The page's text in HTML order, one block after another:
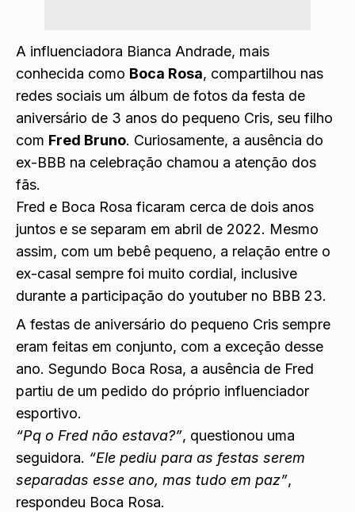
A influenciadora Bianca Andrade, mais
conhecida como Boca Rosa, compartilhou nas
redes sociais um álbum de fotos da festa de
aniversário de 3 anos do pequeno Cris, seu filho
com Fred Bruno. Curiosamente, a ausência do
ex-BBB na celebração chamou a atenção dos
fãs.
Fred e Boca Rosa ficaram cerca de dois anos
juntos e se separam em abril de 2022. Mesmo
assim, com um bebê pequeno, a relação entre o
ex-casal sempre foi muito cordial, inclusive
durante a participação do youtuber no BBB 23.
A festas de aniversário do pequeno Cris sempre
eram feitas em conjunto, com a exceção desse
ano. Segundo Boca Rosa, a ausência de Fred
partiu de um pedido do próprio influenciador
esportivo.
“Pq o Fred não estava?”, questionou uma
seguidora. “Ele pediu para as festas serem
separadas esse ano, mas tudo em paz”,
respondeu Boca Rosa.